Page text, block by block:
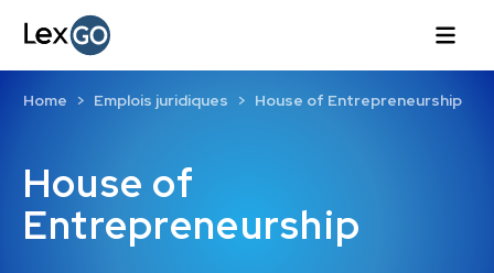
House of
Entrepreneurship
Home Emplois juridiques House of Entrepreneurship